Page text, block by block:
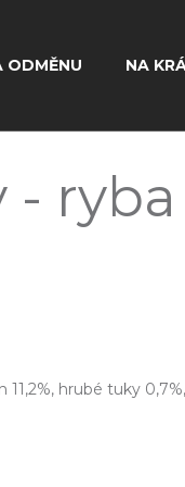
ODMĚNU NA
11,2%, hrubé tuky 0,7%,